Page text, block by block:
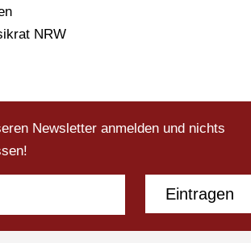
NRW
Newsletter anmelden und nichts
Eintragen